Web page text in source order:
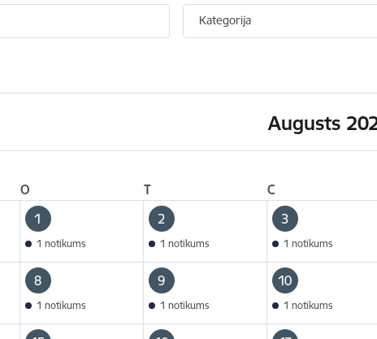
Kategorija
Augusts
O T C
1
1 notikums
2
1 notikums
3
1 notikums
8
1 notikums
9
1 notikums
10
1 notikums